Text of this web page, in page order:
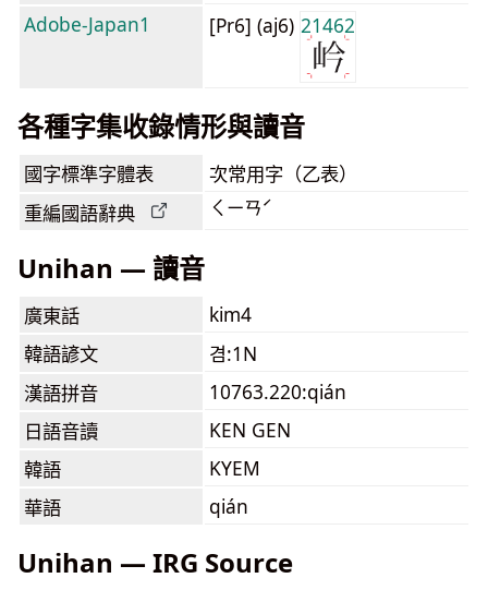
Adobe-Japan1 [Pr6] (aj6) 21462
各種字集收錄情形與讀音
國字標準字體表 次常用字（乙表）
重編國語辭典 ㄑㄧㄢˊ
Unihan — 讀音
廣東話
kim4
韓語諺文
겸:1N
漢語拼音
10763.220:qián
日語音讀
KEN GEN
韓語
KYEM
華語
qián
Unihan — IRG Source